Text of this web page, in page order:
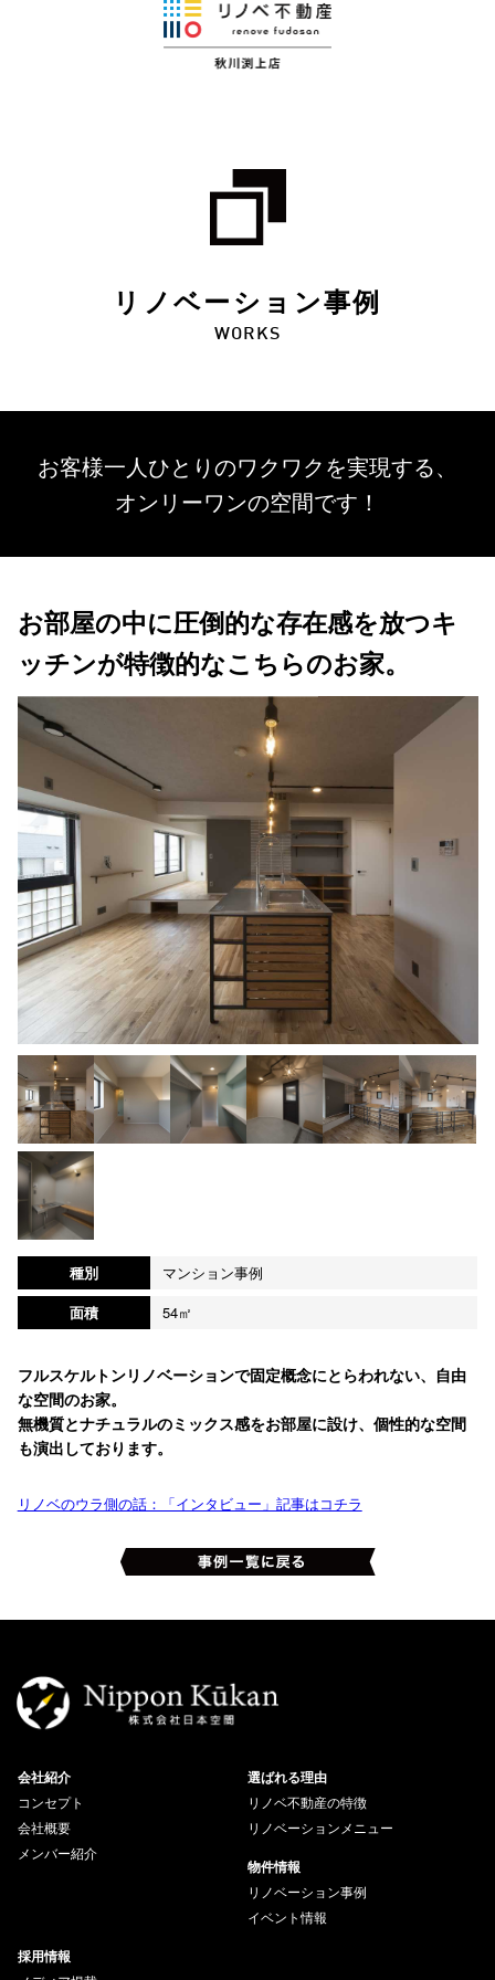
リノベーション事例
WORKS
お客様一人ひとりのワクワクを実現する、
オンリーワンの空間です！
お部屋の中に圧倒的な存在感を放つキ
ッチンが特徴的なこちらのお家。
種別
マンション事例
面積
54㎡
フルスケルトンリノベーションで固定概念にとらわれない、自由
な空間のお家。
無機質とナチュラルのミックス感をお部屋に設け、個性的な空間
も演出しております。
リノベのウラ側の話：「インタビュー」記事はコチラ
会社紹介
コンセプト
会社概要
メンバー紹介
選ばれる理由
リノベ不動産の特徴
リノベーションメニュー
物件情報
リノベーション事例
イベント情報
採用情報